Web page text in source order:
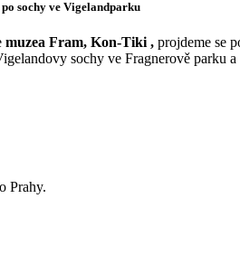
sochy ve Vigelandparku
muzea Fram, Kon-Tiki , projdeme se
sochy ve Fragnerově parku
Prahy.